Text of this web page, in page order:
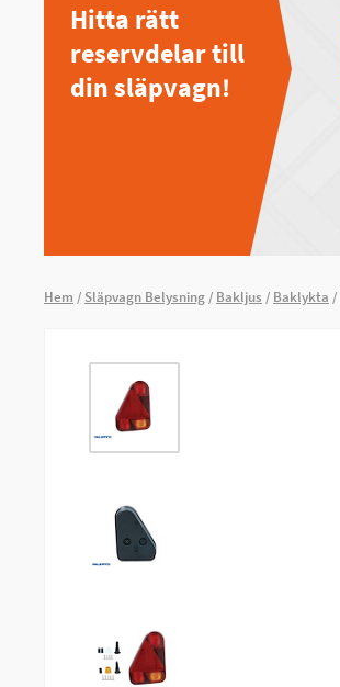
Hitta rätt
reservdelar till
din släpvagn!
Hem Släpvagn Belysning Bakljus Baklykta